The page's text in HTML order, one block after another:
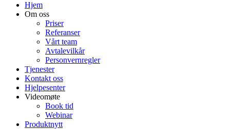
Hjem
Om oss
Priser
Referanser
Vårt team
Avtalevilkår
Personvernregler
Tjenester
Kontakt oss
Hjelpesenter
Videomøte
Book tid
Webinar
Produktnytt